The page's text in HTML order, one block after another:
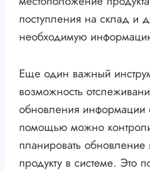
поступления на склад и
необходимую
Еще один важный
возможность
обновления информации
помощью можно
планировать
продукту в системе. Это